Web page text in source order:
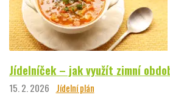
Jídelníček – jak využít zimní
15. 2. 2026 Jídelní plán